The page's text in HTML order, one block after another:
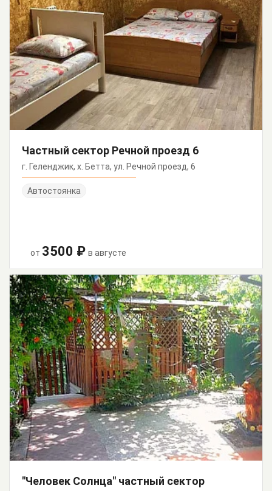
Частный сектор Речной проезд 6
г. Геленджик, х. Бетта, ул. Речной проезд, 6
Автостоянка
от 3500 ₽ в августе
"Человек Солнца" частный сектор